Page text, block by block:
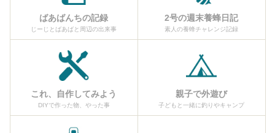
ばあばんちの記録
じーじとばあばと周辺の出来事
2号の週末養蜂日記
素人の養蜂チャレンジ記録
これ、自作してみよう
DIYで作った物、やった事
親子で外遊び
子どもと一緒に釣りやキャンプ